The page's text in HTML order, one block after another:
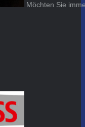
Möchten Sie